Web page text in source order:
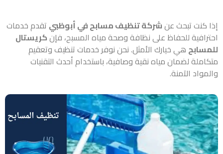
إذا كنت تبحث عنشركة تنظيف مسابح في أبوظبي تقدم خدمات
احترافية للحفاظ على نظافة وصحة مياه المسبح، فإنكريستال
للمسابح هي خيارك الأمثل. نحن نوفر خدمات تنظيف وتعقيم
متكاملة لضمان مياه نقية وصافية، باستخدام أحدث التقنيات
والمواد الآمنة.